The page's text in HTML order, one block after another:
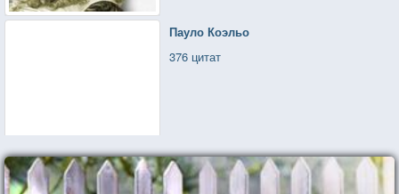
Пауло Коэльо
376 цитат